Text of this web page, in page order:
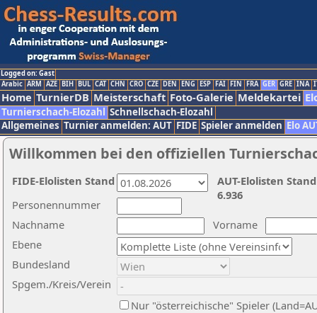
Logged on: Gast
Arabic ARM AZE BIH BUL CAT CHN CRO CZE DEN ENG ESP FAI FIN FRA GER GRE INA
Home TurnierDB Meisterschaft Foto-Galerie Meldekartei
Turnierschach-Elozahl Schnellschach-Elozahl
Allgemeines Turnier anmelden: AUT FIDE Spieler anmelden Elo
Willkommen bei den offiziellen
Nachname
Vorname
Ebene
Personennummer
Bundesland
Spgem./Kreis/Verein
Nur "österreichische" Spieler
AUT-Elolisten
6.936
FIDE-Elolisten Stand